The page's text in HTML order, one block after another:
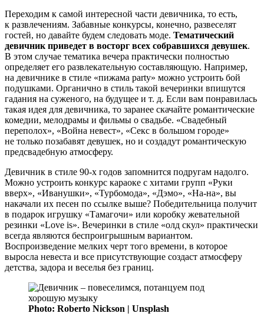
Переходим к самой интересной части девичника, то есть,
к развлечениям. Забавные конкурсы, конечно, развеселят
гостей, но давайте будем следовать моде. Тематический
девичник приведет в восторг всех собравшихся девушек.
В этом случае тематика вечера практически полностью
определяет его развлекательную составляющую. Например,
на девичнике в стиле «пижама party» можно устроить бой
подушками. Органично в стиль такой вечеринки впишутся
гадания на суженого, на будущее и т. д. Если вам понравилась
такая идея для девичника, то заранее скачайте романтические
комедии, мелодрамы и фильмы о свадьбе. «Свадебный
переполох», «Война невест», «Секс в большом городе»
не только позабавят девушек, но и создадут романтическую
предсвадебную атмосферу.
Девичник в стиле 90-х годов запомнится подругам надолго.
Можно устроить конкурс караоке с хитами групп «Руки
вверх», «Иванушки», «Турбомода», «Дэмо», «На-на», вы
накачали их песен по ссылке выше? Победительница получит
в подарок игрушку «Тамагочи» или коробку жевательной
резинки «Love is». Вечеринки в стиле «олд скул» практически
всегда являются беспроигрышным вариантом.
Воспроизведение мелких черт того времени, в которое
выросла невеста и все присутствующие создаст атмосферу
детства, задора и веселья без границ.
Photo: Roberto Nickson | Unsplash